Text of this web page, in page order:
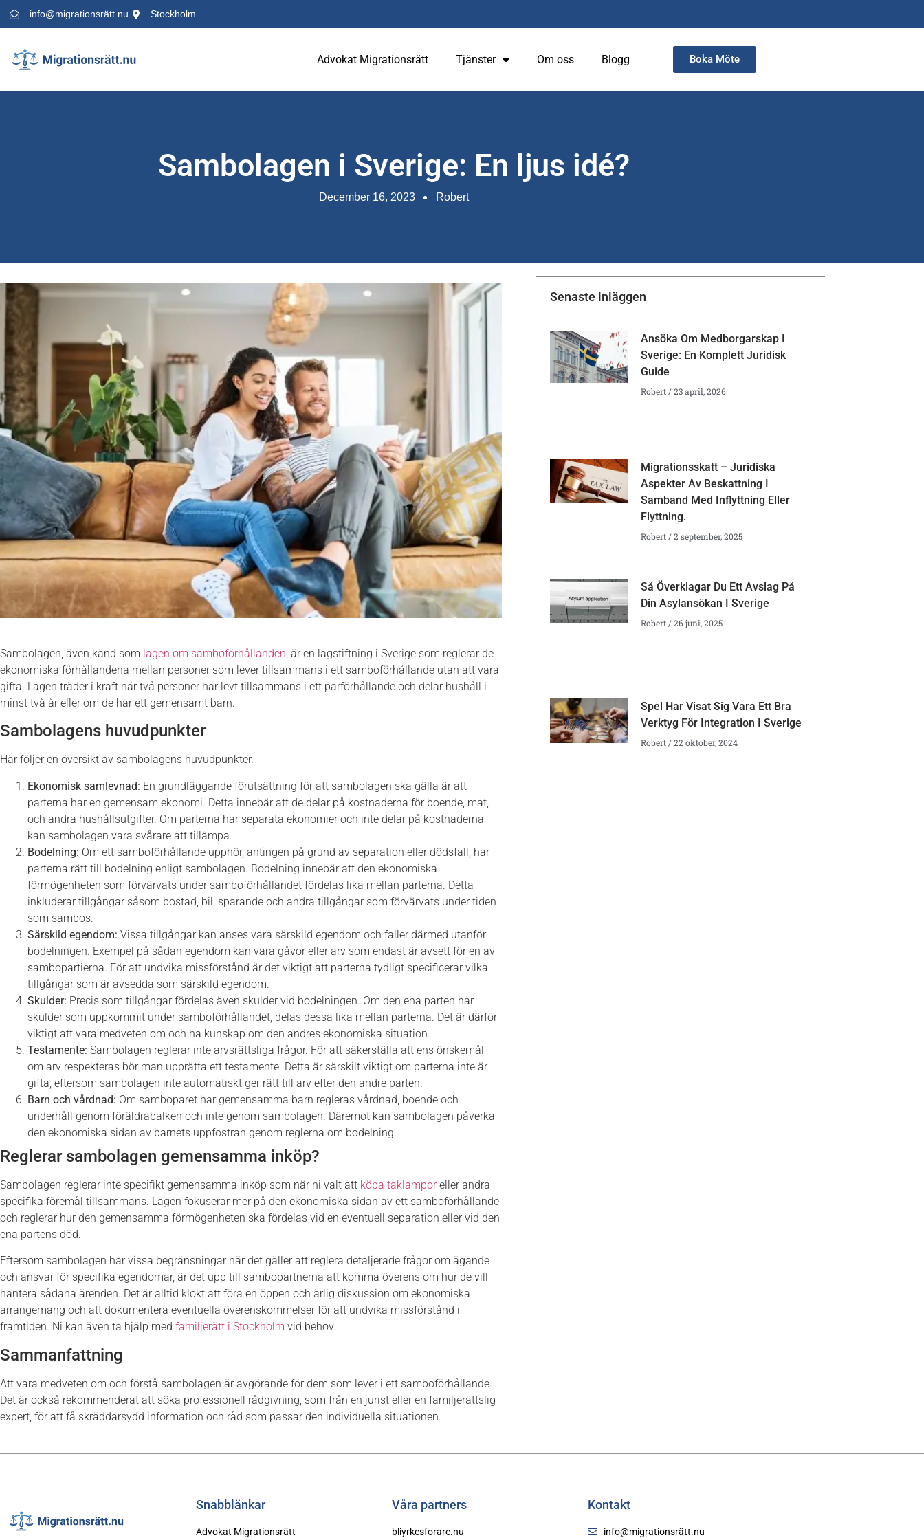
info@migrationsrätt.nu Stockholm
Advokat Migrationsrätt Tjänster Om oss Blogg Boka Möte
Sambolagen i Sverige: En ljus idé?
December 16, 2023 Robert
Sambolagen, även känd som lagen om samboförhållanden, är en lagstiftning i Sverige som reglerar de
ekonomiska förhållandena mellan personer som lever tillsammans i ett samboförhållande utan att vara
gifta. Lagen träder i kraft när två personer har levt tillsammans i ett parförhållande och delar hushåll i
minst två år eller om de har ett gemensamt barn.
Sambolagens huvudpunkter
Här följer en översikt av sambolagens huvudpunkter.
Ekonomisk samlevnad: En grundläggande förutsättning för att sambolagen ska gälla är att
parterna har en gemensam ekonomi. Detta innebär att de delar på kostnaderna för boende, mat,
och andra hushållsutgifter. Om parterna har separata ekonomier och inte delar på kostnaderna
kan sambolagen vara svårare att tillämpa.
Bodelning: Om ett samboförhållande upphör, antingen på grund av separation eller dödsfall, har
parterna rätt till bodelning enligt sambolagen. Bodelning innebär att den ekonomiska
förmögenheten som förvärvats under samboförhållandet fördelas lika mellan parterna. Detta
inkluderar tillgångar såsom bostad, bil, sparande och andra tillgångar som förvärvats under tiden
som sambos.
Särskild egendom: Vissa tillgångar kan anses vara särskild egendom och faller därmed utanför
bodelningen. Exempel på sådan egendom kan vara gåvor eller arv som endast är avsett för en av
sambopartierna. För att undvika missförstånd är det viktigt att parterna tydligt specificerar vilka
tillgångar som är avsedda som särskild egendom.
Skulder: Precis som tillgångar fördelas även skulder vid bodelningen. Om den ena parten har
skulder som uppkommit under samboförhållandet, delas dessa lika mellan parterna. Det är därför
viktigt att vara medveten om och ha kunskap om den andres ekonomiska situation.
Testamente: Sambolagen reglerar inte arvsrättsliga frågor. För att säkerställa att ens önskemål
om arv respekteras bör man upprätta ett testamente. Detta är särskilt viktigt om parterna inte är
gifta, eftersom sambolagen inte automatiskt ger rätt till arv efter den andre parten.
Barn och vårdnad: Om samboparet har gemensamma barn regleras vårdnad, boende och
underhåll genom föräldrabalken och inte genom sambolagen. Däremot kan sambolagen påverka
den ekonomiska sidan av barnets uppfostran genom reglerna om bodelning.
Reglerar sambolagen gemensamma inköp?
Sambolagen reglerar inte specifikt gemensamma inköp som när ni valt att köpa taklamporeller andra
specifika föremål tillsammans. Lagen fokuserar mer på den ekonomiska sidan av ett samboförhållande
och reglerar hur den gemensamma förmögenheten ska fördelas vid en eventuell separation eller vid den
ena partens död.
Eftersom sambolagen har vissa begränsningar när det gäller att reglera detaljerade frågor om ägande
och ansvar för specifika egendomar, är det upp till sambopartnerna att komma överens om hur de vill
hantera sådana ärenden. Det är alltid klokt att föra en öppen och ärlig diskussion om ekonomiska
arrangemang och att dokumentera eventuella överenskommelser för att undvika missförstånd i
framtiden. Ni kan även ta hjälp med familjerätt i Stockholm vid behov.
Sammanfattning
Att vara medveten om och förstå sambolagen är avgörande för dem som lever i ett samboförhållande.
Det är också rekommenderat att söka professionell rådgivning, som från en jurist eller en familjerättslig
expert, för att få skräddarsydd information och råd som passar den individuella situationen.
Senaste inläggen
Ansöka Om Medborgarskap I
Sverige: En Komplett Juridisk
Guide
Robert 23 april, 2026
Migrationsskatt – Juridiska
Aspekter Av Beskattning I
Samband Med Inflyttning Eller
Flyttning.
Robert 2 september, 2025
Så Överklagar Du Ett Avslag På
Din Asylansökan I Sverige
Robert 26 juni, 2025
Spel Har Visat Sig Vara Ett Bra
Verktyg För Integration I Sverige
Robert 22 oktober, 2024
Snabblänkar
Advokat Migrationsrätt
Våra partners
bliyrkesforare.nu
Kontakt
info@migrationsrätt.nu